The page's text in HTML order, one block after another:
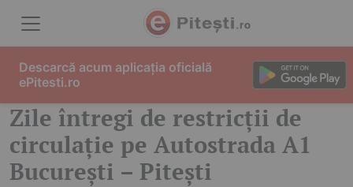
Zile întregi de restricții de
circulație pe Autostrada A1
București – Pitești
Descarcă acum aplicația oficială
ePitesti.ro